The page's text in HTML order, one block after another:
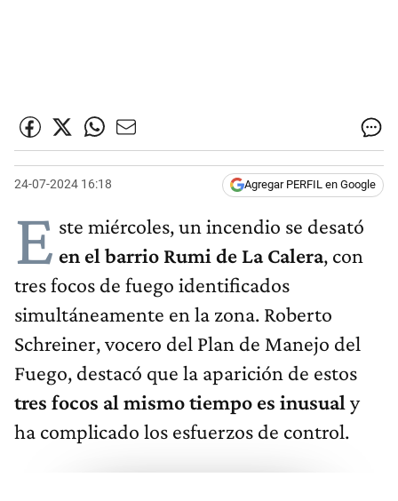
24-07-2024 16:18 Agregar PERFIL en Google
E ste miércoles, un incendio se desató
en el barrio Rumi de La Calera, con
tres focos de fuego identificados
simultáneamente en la zona. Roberto
Schreiner, vocero del Plan de Manejo del
Fuego, destacó que la aparición de estos
tres focos al mismo tiempo es inusual y
ha complicado los esfuerzos de control.